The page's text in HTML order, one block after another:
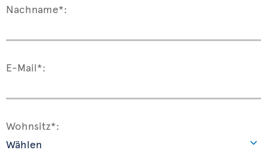
Nachname*:
E-Mail*:
Wohnsitz*: